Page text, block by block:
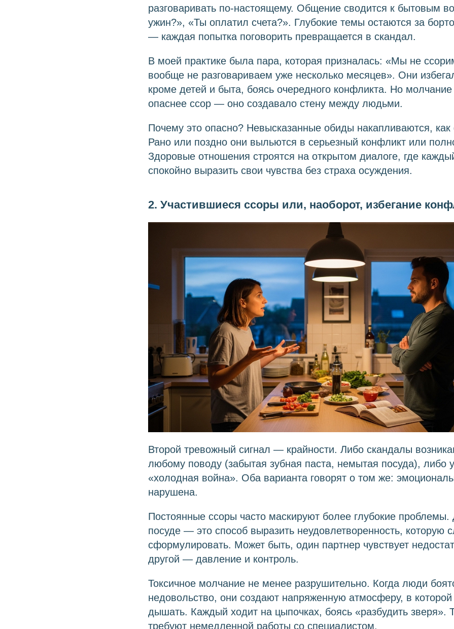
разговаривать по-настоящему. Общение сводится к бытовым
ужин?», «Ты оплатил счета?». Глубокие темы остаются за
— каждая попытка поговорить превращается в скандал.
В моей практике была пара, которая призналась: «Мы не
вообще не разговариваем уже несколько месяцев». Они
кроме детей и быта, боясь очередного конфликта. Но молчание
опаснее ссор — оно создавало стену между людьми.
Почему это опасно? Невысказанные обиды накапливаются,
Рано или поздно они выльются в серьезный конфликт или
Здоровые отношения строятся на открытом диалоге, где
спокойно выразить свои чувства без страха осуждения.
2. Участившиеся ссоры или, наоборот, избегание
Второй тревожный сигнал — крайности. Либо скандалы
любому поводу (забытая зубная паста, немытая посуда), либо
«холодная война». Оба варианта говорят о том же:
нарушена.
Постоянные ссоры часто маскируют более глубокие проблемы.
посуде — это способ выразить неудовлетворенность, которую
сформулировать. Может быть, один партнер чувствует
другой — давление и контроль.
Токсичное молчание не менее разрушительно. Когда люди
недовольство, они создают напряженную атмосферу, в
дышать. Каждый ходит на цыпочках, боясь «разбудить зверя».
требуют немедленной работы со специалистом.